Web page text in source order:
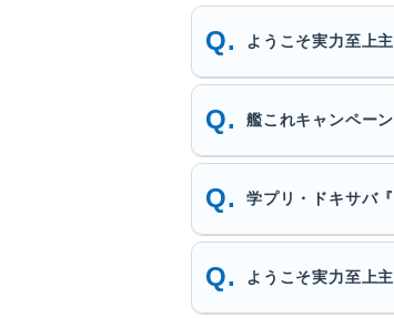
ようこそ実力至上
艦これキャンペー
学プリ・ドキサバ
ようこそ実力至上